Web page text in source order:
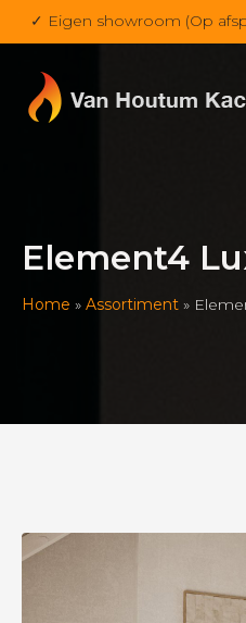
✓ Eigen showroom (Op
Element4
Home » Assortiment »